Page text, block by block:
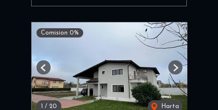
Comision 0%
1 / 20 Harta
Previous Next